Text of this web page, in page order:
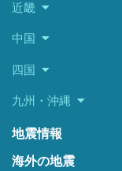
近畿
中国
四国
九州・沖縄
地震情報
海外の地震